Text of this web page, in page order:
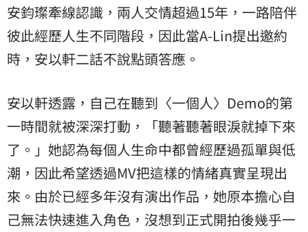
安鈞璨牽線認識，兩人交情超過15年，一路陪伴
彼此經歷人生不同階段，因此當A-Lin提出邀約
時，安以軒二話不說點頭答應。
安以軒透露，自己在聽到〈一個人〉Demo的第
一時間就被深深打動，「聽著聽著眼淚就掉下來
了。」她認為每個人生命中都曾經歷過孤單與低
潮，因此希望透過MV把這樣的情緒真實呈現出
來。由於已經多年沒有演出作品，她原本擔心自
己無法快速進入角色，沒想到正式開拍後幾乎一